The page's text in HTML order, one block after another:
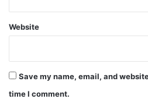
Website
Save my name, email, and
time I comment.